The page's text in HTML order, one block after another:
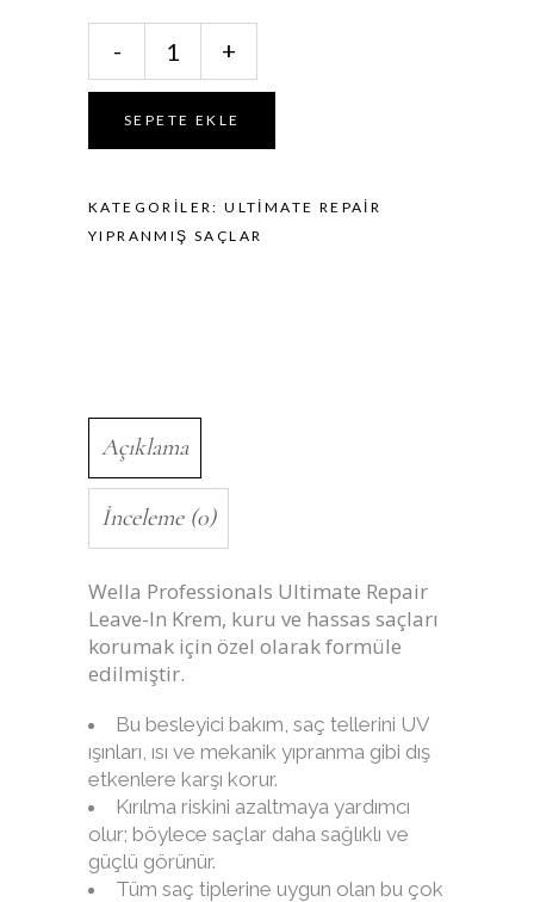
Repair
Leave-
Durulanmayan
Saç
Kremi
- +
SEPETE EKLE
KATEGORILER:ULTIMATE REPAIR
YIPRANMIŞ SAÇLAR
Açıklama
İnceleme (0)
Wella Professionals Ultimate Repair
Leave-In Krem, kuru ve hassas saçları
korumak için özel olarak formüle
edilmiştir.
Bu besleyici bakım, saç tellerini UV
ışınları, ısı ve mekanik yıpranma gibi dış
etkenlere karşı korur.
Kırılma riskini azaltmaya yardımcı
olur; böylece saçlar daha sağlıklı ve
güçlü görünür.
Tüm saç tiplerine uygun olan bu çok